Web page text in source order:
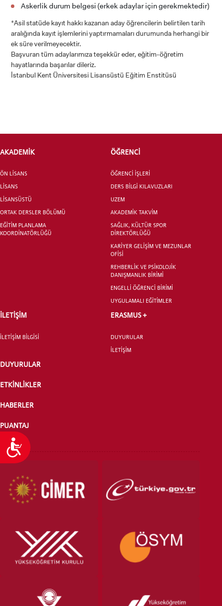
Ulaşılabilirlik
INTERNATIONAL
STUDENT
Askerlik durum belgesi (erkek adaylar için gerekmektedir)
*Asil statüde kayıt hakkı kazanan aday öğrencilerin belirtilen tarih
aralığında kayıt işlemlerini yaptırmamaları durumunda herhangi bir
ek süre verilmeyecektir.
Başvuran tüm adaylarımıza teşekkür eder, eğitim-öğretim
hayatlarında başarılar dileriz.
İstanbul Kent Üniversitesi Lisansüstü Eğitim Enstitüsü
AKADEMİK
ÖN LİSANS
LİSANS
LİSANSÜSTÜ
ORTAK DERSLER BÖLÜMÜ
EĞİTİM PLANLAMA
KOORDİNATÖRLÜĞÜ
ÖĞRENCİ
ÖĞRENCİ İŞLERİ
DERS BİLGİ KILAVUZLARI
UZEM
AKADEMİK TAKVİM
SAĞLIK, KÜLTÜR SPOR
DİREKTÖRLÜĞÜ
KARİYER GELİŞİM VE MEZUNLAR
OFİSİ
REHBERLİK VE PSİKOLOJİK
DANIŞMANLIK BİRİMİ
ENGELLİ ÖĞRENCİ BİRİMİ
UYGULAMALI EĞİTİMLER
İLETİŞİM
İLETİŞİM BİLGİSİ
ERASMUS +
DUYURULAR
İLETİŞİM
DUYURULAR
ETKİNLİKLER
HABERLER
PUANTAJ